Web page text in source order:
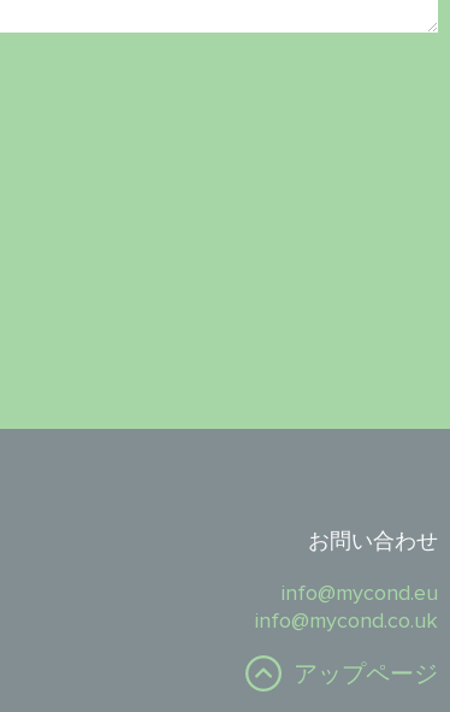
お問い合わせ
info@mycond.eu
info@mycond.co.uk
アップページ